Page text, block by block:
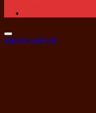
Add to wishlist